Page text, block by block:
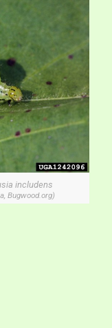
includens
Bugwood.org)